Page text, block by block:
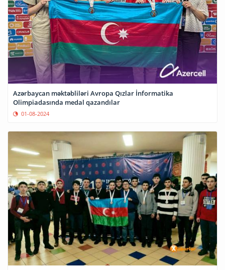
Azərbaycan məktəbliləri Avropa Qızlar İnformatika
Olimpiadasında medal qazandılar
01-08-2024